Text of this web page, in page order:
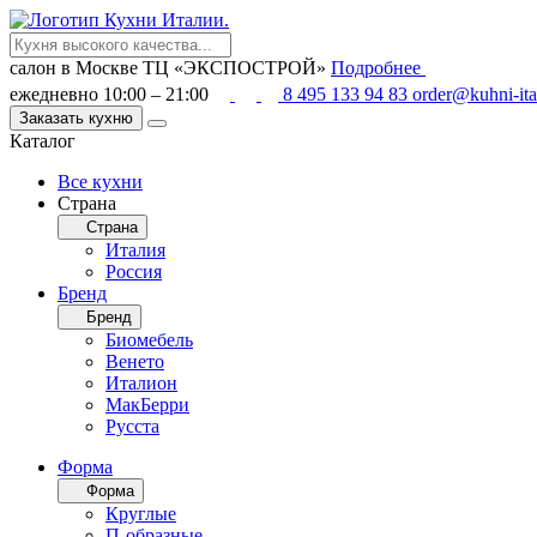
салон в Москве ТЦ «ЭКСПОСТРОЙ» Подробнее
ежедневно 10:00 – 21:00
8 495 133 94 83 order@kuhni-
Заказать кухню
Каталог
Все кухни
Страна
Страна
Италия
Россия
Бренд
Бренд
Биомебель
Венето
Италион
МакБерри
Русста
Форма
Форма
Круглые